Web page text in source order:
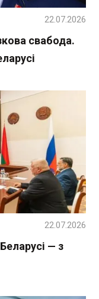
свабода.
22.07.2026
— з
22.07.2026